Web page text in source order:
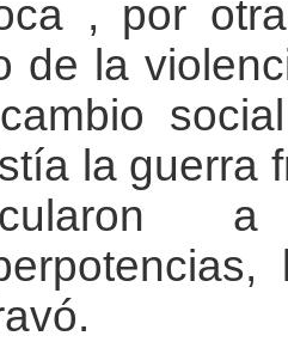
, por
de la
la guerra